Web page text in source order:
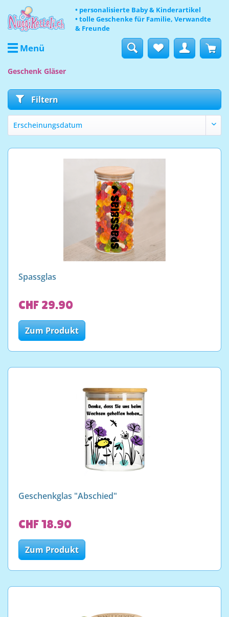
• personalisierte Baby & Kinderartikel
• tolle Geschenke für Familie, Verwandte
& Freunde
Menü
Geschenk Gläser
Filtern
Spassglas
CHF 29.90
Zum Produkt
Geschenkglas "Abschied"
CHF 18.90
Zum Produkt